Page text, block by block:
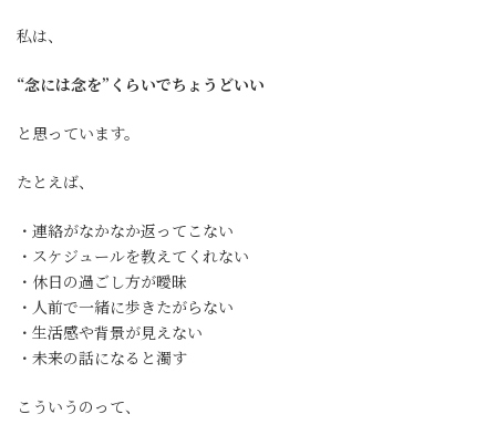
私は、
“念には念を”くらいでちょうどいい
と思っています。
たとえば、
・連絡がなかなか返ってこない
・スケジュールを教えてくれない
・休日の過ごし方が曖昧
・人前で一緒に歩きたがらない
・生活感や背景が見えない
・未来の話になると濁す
こういうのって、